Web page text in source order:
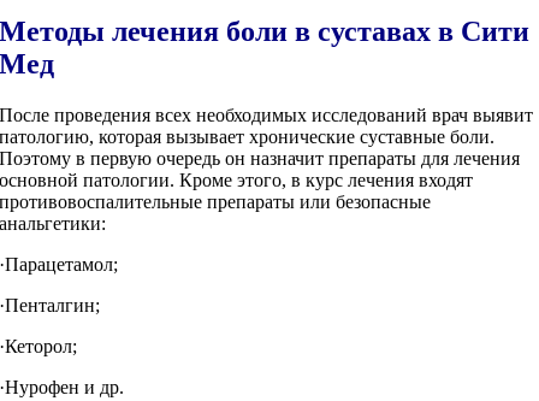
Методы лечения боли в суставах в Сити
Мед
После проведения всех необходимых исследований врач выявит
патологию, которая вызывает хронические суставные боли.
Поэтому в первую очередь он назначит препараты для лечения
основной патологии. Кроме этого, в курс лечения входят
противовоспалительные препараты или безопасные
анальгетики:
·Парацетамол;
·Пенталгин;
·Кеторол;
·Нурофен и др.